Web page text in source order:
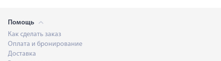
Помощь
Как сделать заказ
Оплата и бронирование
Доставка